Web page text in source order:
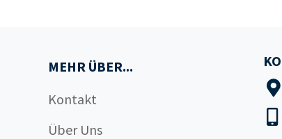
MEHR ÜBER...
Kontakt
Über Uns